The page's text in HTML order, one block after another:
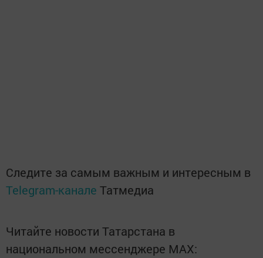
Следите за самым важным и интересным в
Telegram-канале Татмедиа
Читайте новости Татарстана в
национальном мессенджере MАХ: